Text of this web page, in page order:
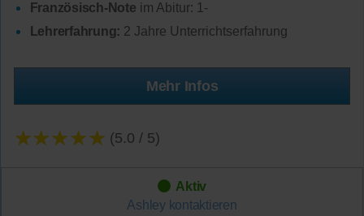
Französisch-Note im Abitur: 1-
Lehrerfahrung: 2 Jahre Unterrichtserfahrung
Mehr Infos
★★★★★ (5.0 / 5)
Aktiv
Ashley kontaktieren